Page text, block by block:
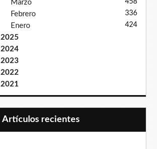
Marzo 458
Febrero 336
Enero 424
2025
2024
2023
2022
2021
Artículos recientes